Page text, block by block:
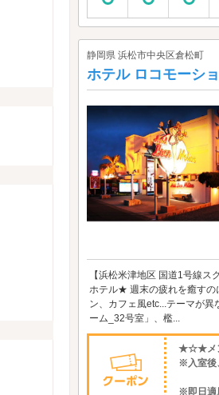
静岡県 浜松市中央区倉松町
ホテル ロコモーシ
【浜松米津地区 国道1号線
ホテル★ 週末の疲れを癒すの
ン、カフェ風etc...テーマが
ーム_32号室」、檻...
★☆★メ
※入室後
※即日適